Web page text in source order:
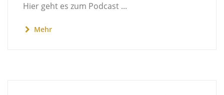
Hier geht es zum Podcast ...
Mehr